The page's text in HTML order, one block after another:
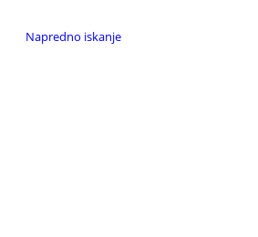
Napredno iskanje